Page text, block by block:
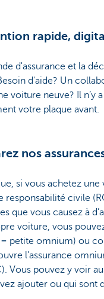
rapide,
d'assurance et la
d'aide? Un
voiture neuve? Il n’y
votre plaque avant.
nos
si vous achetez
responsabilité civile
que vous causez à
voiture, vous
petite omnium) ou
l’assurance
Vous pouvez y voir
ajouter ou qui sont